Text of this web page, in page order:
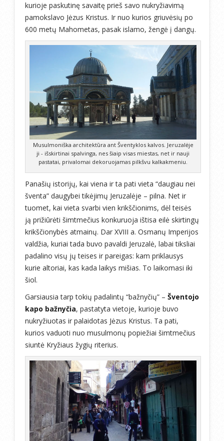
kurioje paskutinę savaitę prieš savo nukryžiavimą
pamokslavo Jėzus Kristus. Ir nuo kurios griuvėsių po
600 metų Mahometas, pasak islamo, žengė į dangų.
Musulmoniška architektūra ant Šventyklos kalvos. Jeruzalėje
ji - išskirtinai spalvinga, nes šiaip visas miestas, net ir nauji
pastatai, privalomai dekoruojamas pilkšvu kalkakmeniu.
Panašių istorijų, kai viena ir ta pati vieta “daugiau nei
šventa” daugybei tikėjimų Jeruzalėje – pilna. Net ir
tuomet, kai vieta svarbi vien krikščionims, dėl teisės
ją prižiūrėti šimtmečius konkuruoja ištisa eilė skirtingų
krikščionybės atmainų. Dar XVIII a. Osmanų Imperijos
valdžia, kuriai tada buvo pavaldi Jeruzalė, labai tiksliai
padalino visų jų teises ir pareigas: kam priklausys
kurie altoriai, kas kada laikys mišias. To laikomasi iki
šiol.
Garsiausia tarp tokių padalintų “bažnyčių” – Šventojo
kapo bažnyčia, pastatyta vietoje, kurioje buvo
nukryžiuotas ir palaidotas Jėzus Kristus. Ta pati,
kurios vaduoti nuo musulmonų popiežiai šimtmečius
siuntė Kryžiaus žygių riterius.